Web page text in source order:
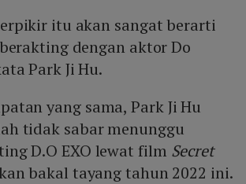
itu akan sangat berarti
dengan aktor Do
Park Ji Hu.
yang sama, Park Ji Hu
tidak sabar menunggu
D.O EXO lewat film Secret
bakal tayang tahun 2022 ini.